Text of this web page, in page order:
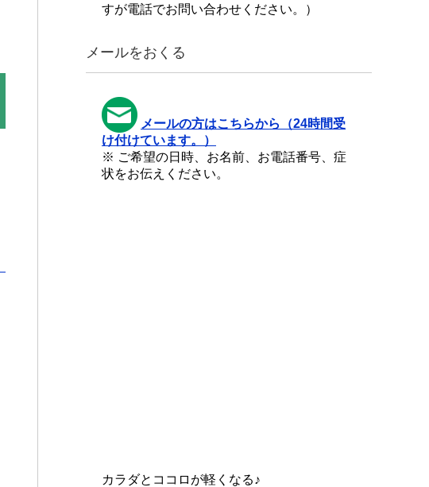
すが電話でお問い合わせください。）
メールをおくる
メールの方はこちらから（24時間受
け付けています。）
※ ご希望の日時、お名前、お電話番号、症
状をお伝えください。
カラダとココロが軽くなる♪